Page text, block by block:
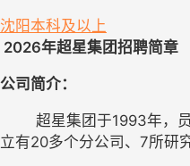
沈阳本科及以上
2026年超星集团招聘简章
公司简介：
超星集团于1993年，员
立有20多个分公司、7所研